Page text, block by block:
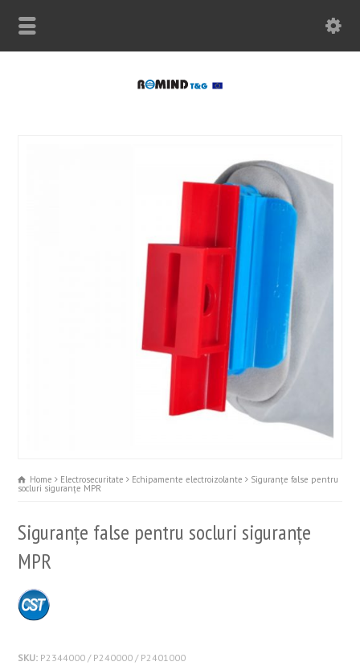
Home Electrosecuritate Echipamente electroizolante Siguranţe false pentru
socluri siguranţe MPR
Siguranţe false pentru socluri siguranţe
MPR
SKU: P2344000 / P240000 / P2401000